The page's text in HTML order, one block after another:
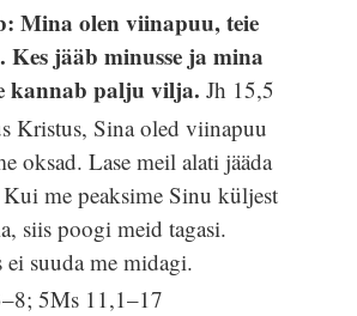
Mina olen viinapuu, teie
Kes jääb minusse ja mina
kannab palju vilja.Jh 15,5
Kristus, Sina oled viinapuu
oksad. Lase meil alati jääda
me peaksime Sinu küljest
siis poogi meid tagasi.
ei suuda me midagi.
5Ms 11,1–17